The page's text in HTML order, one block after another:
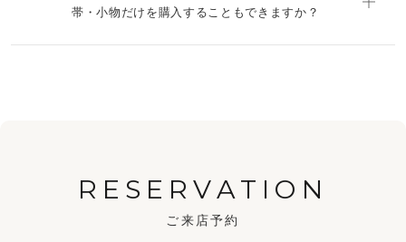
帯・小物だけを購入することもできますか？
RESERVATION
ご来店予約